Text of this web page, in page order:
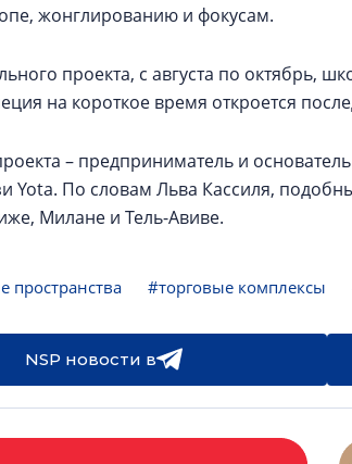
жонглированию и фокусам.
проекта, с августа по октябрь,
на короткое время откроется
– предприниматель и
Yota. По словам Льва Кассиля,
Милане и Тель-Авиве.
пространства #торговые комплексы
NSP новости в